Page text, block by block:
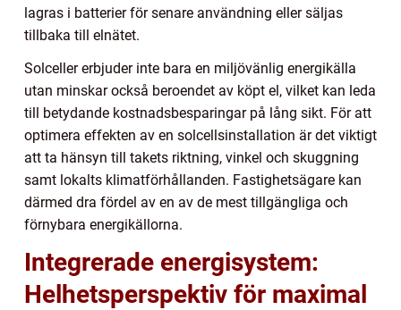
lagras i batterier för senare användning eller säljas
tillbaka till elnätet.
Solceller erbjuder inte bara en miljövänlig energikälla
utan minskar också beroendet av köpt el, vilket kan leda
till betydande kostnadsbesparingar på lång sikt. För att
optimera effekten av en solcellsinstallation är det viktigt
att ta hänsyn till takets riktning, vinkel och skuggning
samt lokalts klimatförhållanden. Fastighetsägare kan
därmed dra fördel av en av de mest tillgängliga och
förnybara energikällorna.
Integrerade energisystem:
Helhetsperspektiv för maximal